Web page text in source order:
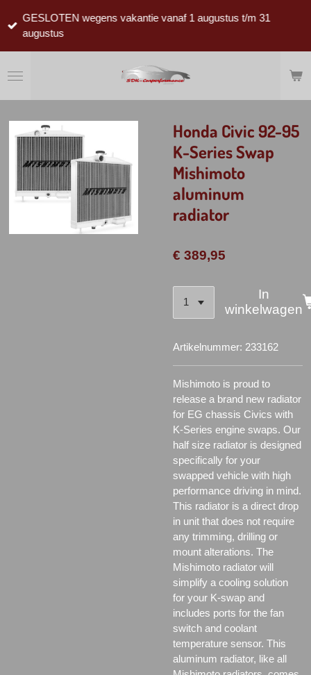
direct
hoofdinhoud
GESLOTEN wegens vakantie vanaf 1 augustus t/m 31
augustus
Honda Civic 92-95
K-Series Swap
Mishimoto
aluminum
radiator
€ 389,95
In
winkelwagen
Artikelnummer: 233162
Mishimoto is proud to
release a brand new radiator
for EG chassis Civics with
K-Series engine swaps. Our
half size radiator is designed
specifically for your
swapped vehicle with high
performance driving in mind.
This radiator is a direct drop
in unit that does not require
any trimming, drilling or
mount alterations. The
Mishimoto radiator will
simplify a cooling solution
for your K-swap and
includes ports for the fan
switch and coolant
temperature sensor. This
aluminum radiator, like all